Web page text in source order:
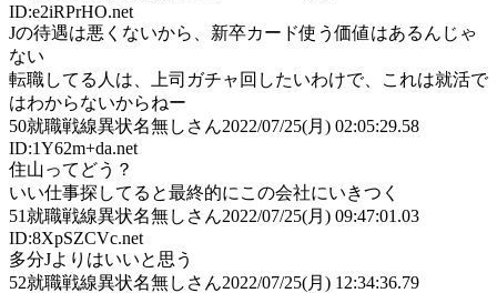
ID:e2iRPrHO.net
Jの待遇は悪くないから、新卒カード使う価値はあるんじゃ
ない
転職してる人は、上司ガチャ回したいわけで、これは就活で
はわからないからねー
50就職戦線異状名無しさん2022/07/25(月) 02:05:29.58
ID:1Y62m+da.net
住山ってどう？
いい仕事探してると最終的にこの会社にいきつく
51 就職戦線異状名無しさん2022/07/25(月) 09:47:01.03
ID:8XpSZCVc.net
多分Jよりはいいと思う
52就職戦線異状名無しさん2022/07/25(月) 12:34:36.79